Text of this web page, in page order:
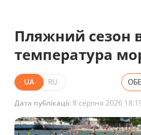
Пляжний сезон
температура
UA RU
Дата публікації:8 серпня 2026